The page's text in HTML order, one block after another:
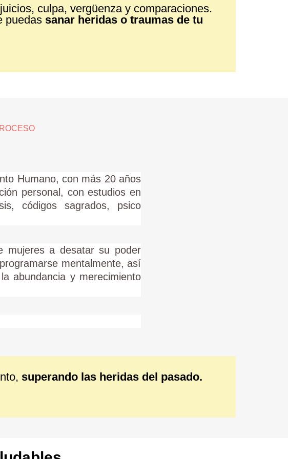
culpa, vergüenza y comparaciones.
puedas sanar heridas o traumas de tu
Humano, con más 20 años
personal, con estudios en
códigos sagrados, psico
mujeres a desatar su poder
mentalmente, así
abundancia y merecimiento
superando las heridas del pasado.